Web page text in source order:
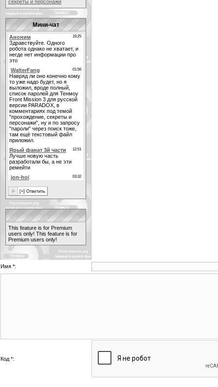
секреты и персонажи
Мини-чат
This feature is for Premium
users only! This feature is for
Premium users only!
Имя *:
Код *: